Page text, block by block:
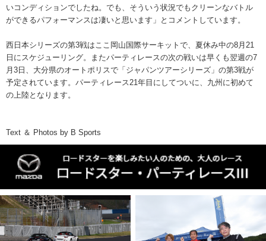
いコンディションでしたね。でも、そういう状況でもクリーンなバトル
ができるパフォーマンスは凄いと思います」とコメントしています。
西日本シリーズの第3戦はここ岡山国際サーキットで、夏休み中の8月21
日にスケジューリング。またパーティレースの次の戦いは早くも翌週の7
月3日、大分県のオートポリスで「ジャパンツアーシリーズ」の第3戦が
予定されています。パーティレース21年目にしてついに、九州に初めて
の上陸となります。
Text ＆ Photos by B Sports